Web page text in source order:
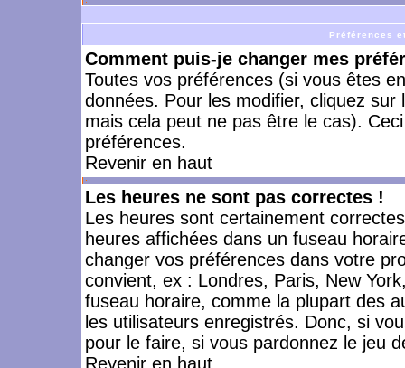
Préférences
Comment puis-je changer mes
Toutes vos préférences (si vous êtes
données. Pour les modifier, cliquez sur
mais cela peut ne pas être le cas).
préférences.
Revenir en haut
Les heures ne sont pas correctes !
Les heures sont certainement
heures affichées dans un fuseau
changer vos préférences dans votre
convient, ex : Londres, Paris, New
fuseau horaire, comme la plupart des
les utilisateurs enregistrés. Donc, si
pour le faire, si vous pardonnez le jeu
Revenir en haut